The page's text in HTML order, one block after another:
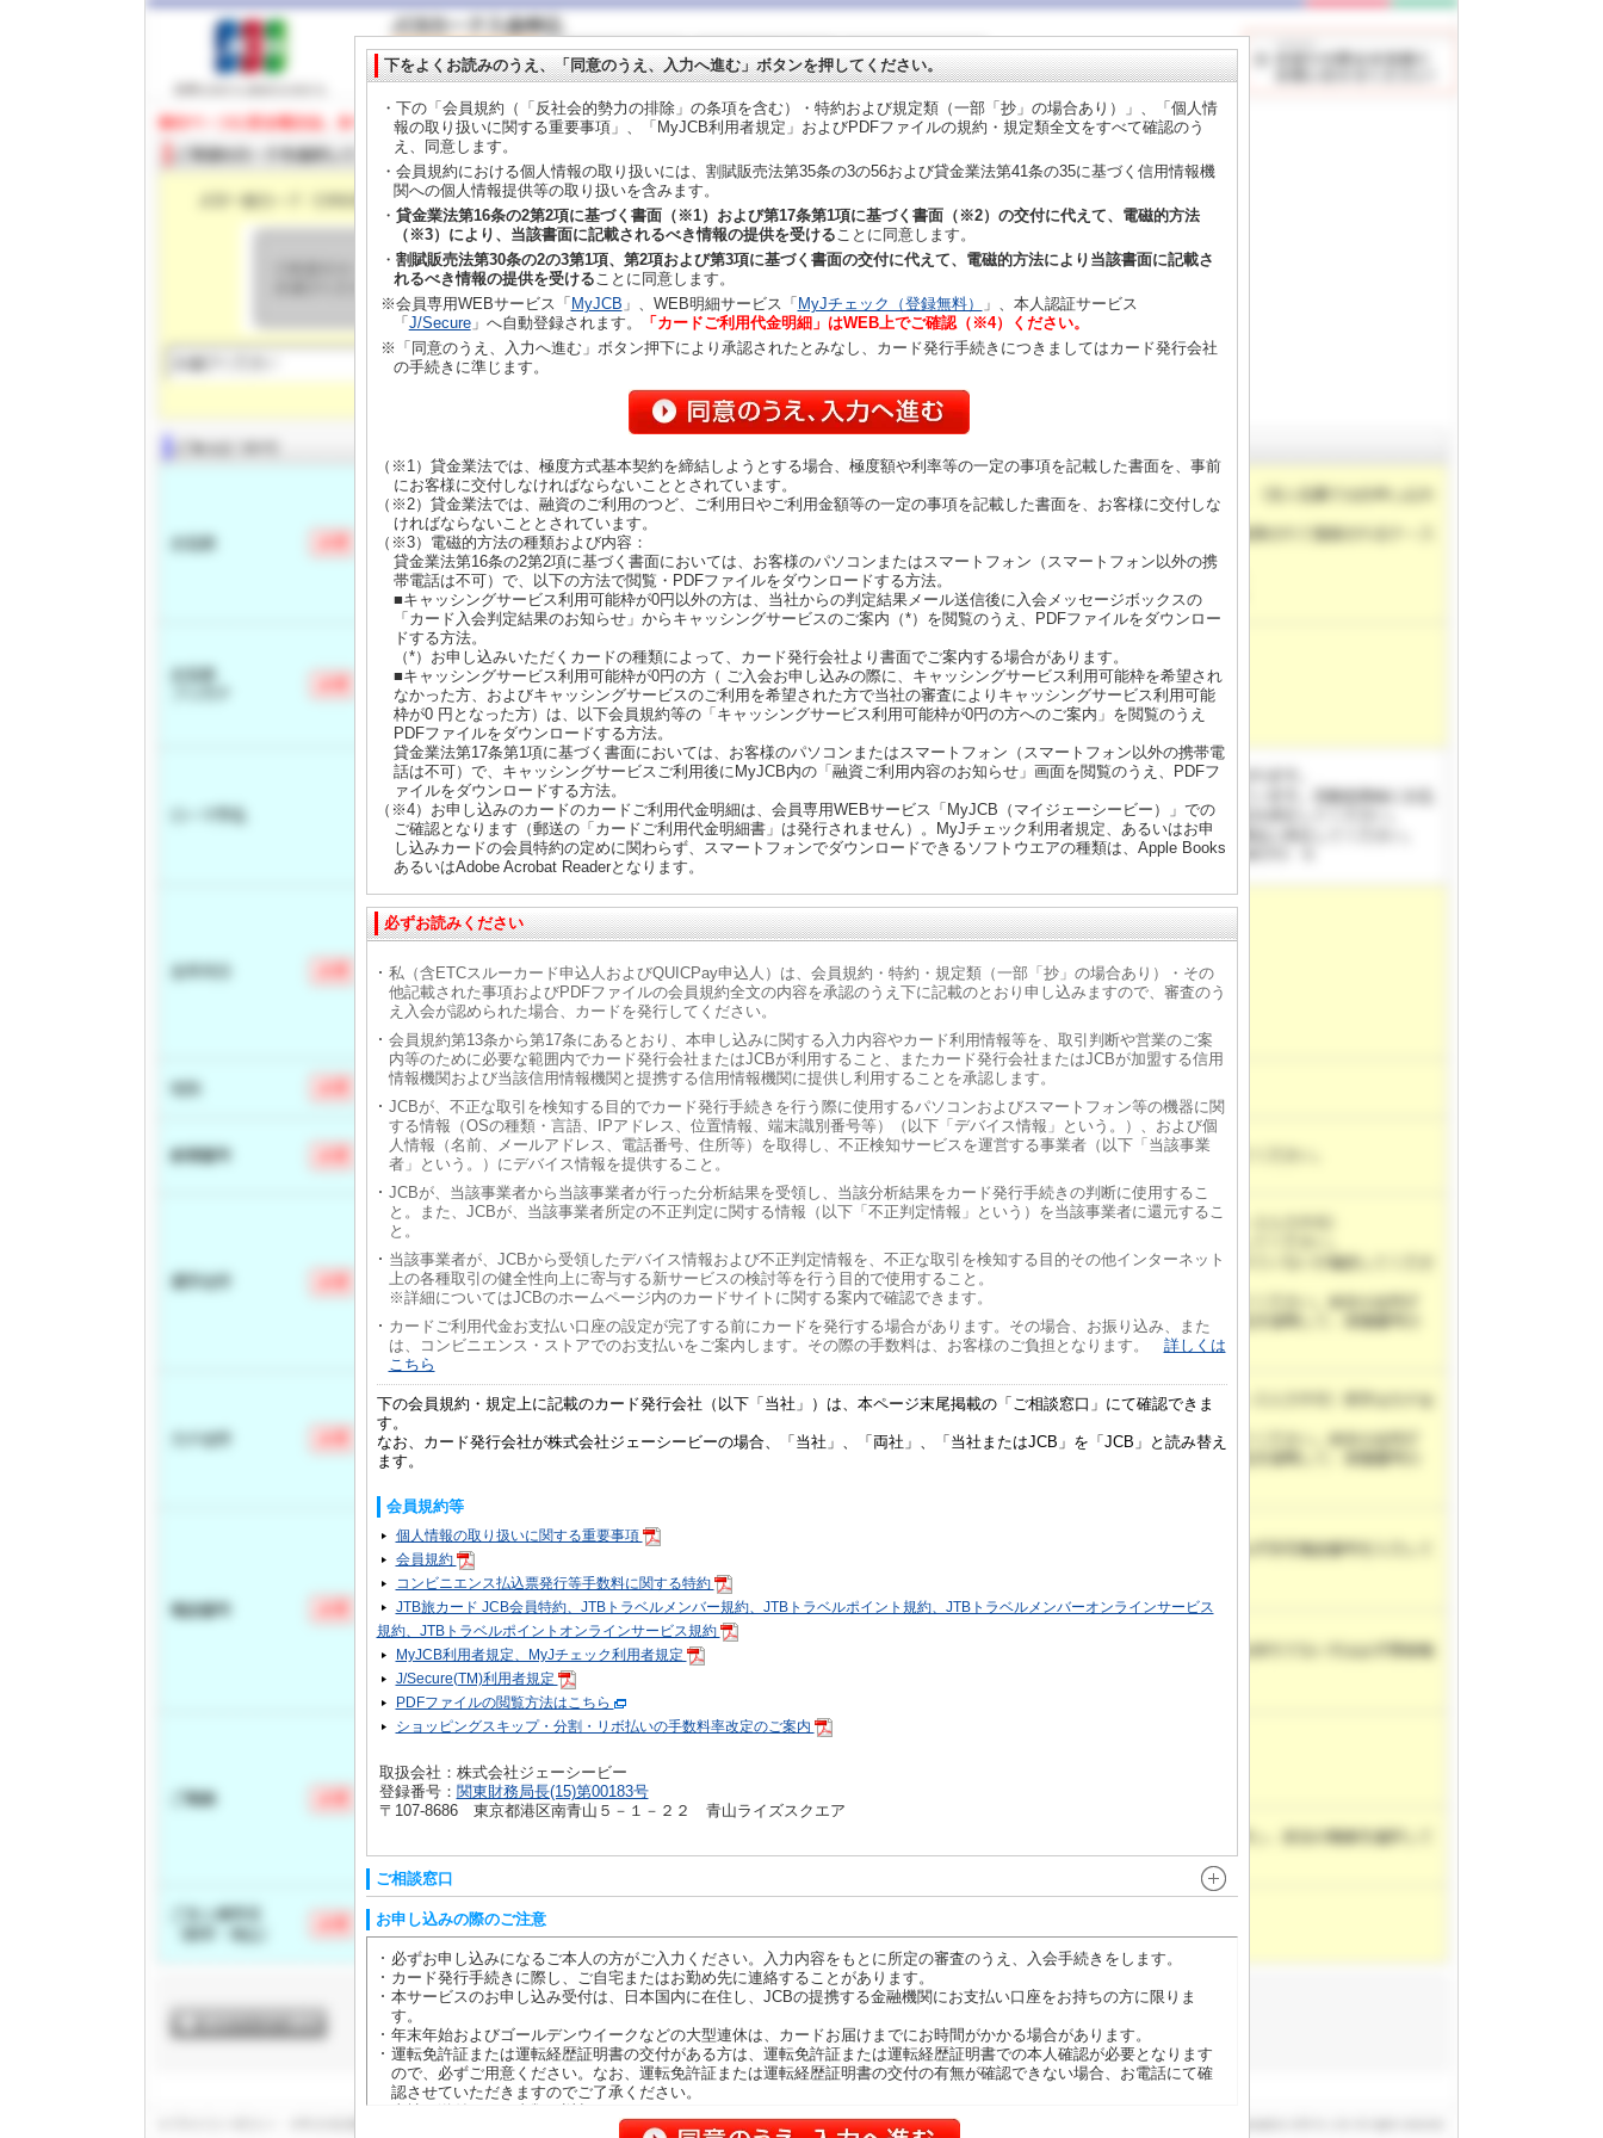
下をよくお読みのうえ、「同意のうえ、入力へ進む」ボタンを押してください。
・下の「会員規約（「反社会的勢力の排除」の条項を含む）・特約および規定類（一部「抄」の場合あり）」、「個人情
報の取り扱いに関する重要事項」、「MyJCB利用者規定」およびPDFファイルの規約・規定類全文をすべて確認のう
え、同意します。
・会員規約における個人情報の取り扱いには、割賦販売法第35条の3の56および貸金業法第41条の35に基づく信用情報機
関への個人情報提供等の取り扱いを含みます。
・ 貸金業法第16条の2第2項に基づく書面（※1）および第17条第1項に基づく書面（※2）の交付に代えて、電磁的方法
（※3）により、当該書面に記載されるべき情報の提供を受けることに同意します。
・ 割賦販売法第30条の2の3第1項、第2項および第3項に基づく書面の交付に代えて、電磁的方法により当該書面に記載さ
れるべき情報の提供を受けることに同意します。
※会員専用WEBサービス「 MyJCB 」、WEB明細サービス「 MyJチェック（登録無料）
」、本人認証サービス
「 J/Secure」へ自動登録されます。
「カードご利用代金明細」はWEB上でご確認（※4）ください。
※「同意のうえ、入力へ進む」ボタン押下により承認されたとみなし、カード発行手続きにつきましてはカード発行会社
の手続きに準じます。
（※1）貸金業法では、極度方式基本契約を締結しようとする場合、極度額や利率等の一定の事項を記載した書面を、事前
にお客様に交付しなければならないこととされています。
（※2）貸金業法では、融資のご利用のつど、ご利用日やご利用金額等の一定の事項を記載した書面を、お客様に交付しな
ければならないこととされています。
（※3）電磁的方法の種類および内容：
貸金業法第16条の2第2項に基づく書面においては、お客様のパソコンまたはスマートフォン（スマートフォン以外の携
帯電話は不可）で、以下の方法で閲覧・PDFファイルをダウンロードする方法。
■キャッシングサービス利用可能枠が0円以外の方は、当社からの判定結果メール送信後に入会メッセージボックスの
「カード入会判定結果のお知らせ」からキャッシングサービスのご案内（*）を閲覧のうえ、PDFファイルをダウンロー
ドする方法。
（*）お申し込みいただくカードの種類によって、カード発行会社より書面でご案内する場合があります。
■キャッシングサービス利用可能枠が0円の方（ ご入会お申し込みの際に、キャッシングサービス利用可能枠を希望され
なかった方、およびキャッシングサービスのご利用を希望された方で当社の審査によりキャッシングサービス利用可能
枠が0 円となった方）は、以下会員規約等の「キャッシングサービス利用可能枠が0円の方へのご案内」を閲覧のうえ
PDFファイルをダウンロードする方法。
貸金業法第17条第1項に基づく書面においては、お客様のパソコンまたはスマートフォン（スマートフォン以外の携帯電
話は不可）で、キャッシングサービスご利用後にMyJCB内の「融資ご利用内容のお知らせ」画面を閲覧のうえ、PDFフ
ァイルをダウンロードする方法。
（※4）お申し込みのカードのカードご利用代金明細は、会員専用WEBサービス「MyJCB（マイジェーシービー）」での
ご確認となります（郵送の「カードご利用代金明細書」は発行されません）。MyJチェック利用者規定、あるいはお申
し込みカードの会員特約の定めに関わらず、スマートフォンでダウンロードできるソフトウエアの種類は、Apple Books
あるいはAdobe Acrobat Readerとなります。
必ずお読みください
私（含ETCスルーカード申込人およびQUICPay申込人）は、会員規約・特約・規定類（一部「抄」の場合あり）・その
他記載された事項およびPDFファイルの会員規約全文の内容を承認のうえ下に記載のとおり申し込みますので、審査のう
え入会が認められた場合、カードを発行してください。
会員規約第13条から第17条にあるとおり、本申し込みに関する入力内容やカード利用情報等を、取引判断や営業のご案
内等のために必要な範囲内でカード発行会社またはJCBが利用すること、またカード発行会社またはJCBが加盟する信用
情報機関および当該信用情報機関と提携する信用情報機関に提供し利用することを承認します。
JCBが、不正な取引を検知する目的でカード発行手続きを行う際に使用するパソコンおよびスマートフォン等の機器に関
する情報（OSの種類・言語、IPアドレス、位置情報、端末識別番号等）（以下「デバイス情報」という。）、および個
人情報（名前、メールアドレス、電話番号、住所等）を取得し、不正検知サービスを運営する事業者（以下「当該事業
者」という。）にデバイス情報を提供すること。
JCBが、当該事業者から当該事業者が行った分析結果を受領し、当該分析結果をカード発行手続きの判断に使用するこ
と。また、JCBが、当該事業者所定の不正判定に関する情報（以下「不正判定情報」という）を当該事業者に還元するこ
と。
当該事業者が、JCBから受領したデバイス情報および不正判定情報を、不正な取引を検知する目的その他インターネット
上の各種取引の健全性向上に寄与する新サービスの検討等を行う目的で使用すること。
※詳細についてはJCBのホームページ内のカードサイトに関する案内で確認できます。
カードご利用代金お支払い口座の設定が完了する前にカードを発行する場合があります。その場合、お振り込み、また
は、コンビニエンス・ストアでのお支払いをご案内します。その際の手数料は、お客様のご負担となります。 詳しくは
こちら
下の会員規約・規定上に記載のカード発行会社（以下「当社」）は、本ページ末尾掲載の「ご相談窓口」にて確認できま
す。
なお、カード発行会社が株式会社ジェーシービーの場合、「当社」、「両社」、「当社またはJCB」を「JCB」と読み替え
ます。
会員規約等
個人情報の取り扱いに関する重要事項
会員規約
コンビニエンス払込票発行等手数料に関する特約
JTB旅カード JCB会員特約、JTBトラベルメンバー規約、JTBトラベルポイント規約、JTBトラベルメンバーオンラインサービス
規約、JTBトラベルポイントオンラインサービス規約
MyJCB利用者規定、MyJチェック利用者規定
J/Secure(TM)利用者規定
PDFファイルの閲覧方法はこちら
ショッピングスキップ・分割・リボ払いの手数料率改定のご案内
取扱会社：株式会社ジェーシービー
登録番号： 関東財務局長(15)第00183号
〒107-8686 東京都港区南青山５－１－２２ 青山ライズスクエア
ご相談窓口
お申し込みの際のご注意
必ずお申し込みになるご本人の方がご入力ください。入力内容をもとに所定の審査のうえ、入会手続きをします。
カード発行手続きに際し、ご自宅またはお勤め先に連絡することがあります。
本サービスのお申し込み受付は、日本国内に在住し、JCBの提携する金融機関にお支払い口座をお持ちの方に限りま
す。
年末年始およびゴールデンウイークなどの大型連休は、カードお届けまでにお時間がかかる場合があります。
運転免許証または運転経歴証明書の交付がある方は、運転免許証または運転経歴証明書での本人確認が必要となります
ので、必ずご用意ください。なお、運転免許証または運転経歴証明書の交付の有無が確認できない場合、お電話にて確
認させていただきますのでご了承ください。